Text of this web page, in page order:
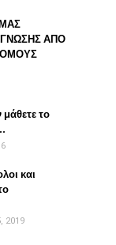
ΑΠΟ
το
και
2019